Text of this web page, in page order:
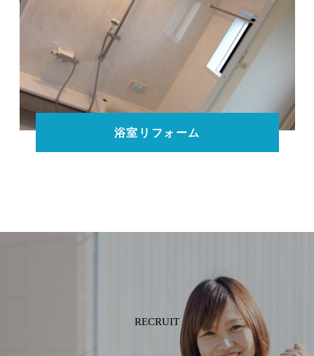
浴室リフォーム
RECRUIT